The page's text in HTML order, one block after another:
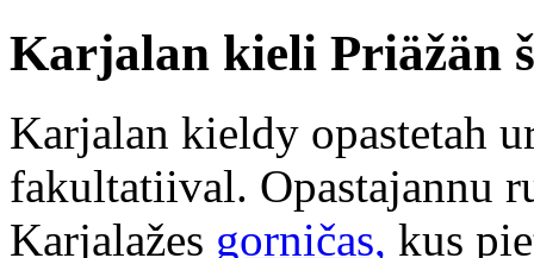
Karjalan kieli Priäžän
Karjalan kieldy opastetah
fakultatiival. Opastajannu
Karjalažes gorničas, kus